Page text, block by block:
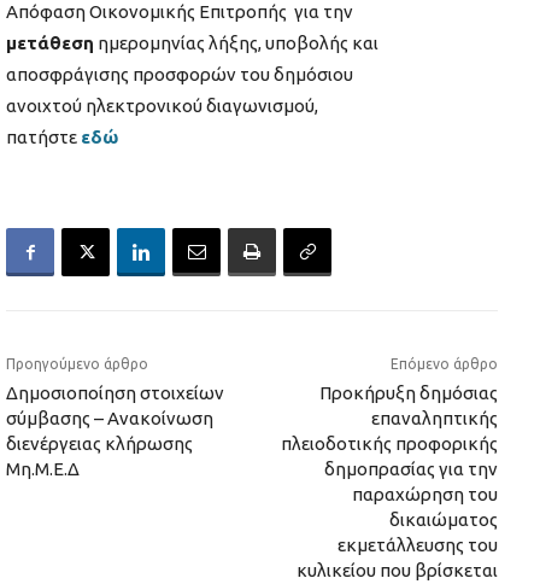
Απόφαση Οικονομικής Επιτροπής για την
μετάθεση ημερομηνίας λήξης, υποβολής και
αποσφράγισης προσφορών του δημόσιου
ανοιχτού ηλεκτρονικού διαγωνισμού,
πατήστε εδώ
Προηγούμενο άρθρο
Δημοσιοποίηση στοιχείων
σύμβασης – Ανακοίνωση
διενέργειας κλήρωσης
Μη.Μ.Ε.Δ
Επόμενο άρθρο
Προκήρυξη δημόσιας
επαναληπτικής
πλειοδοτικής προφορικής
δημοπρασίας για την
παραχώρηση του
δικαιώματος
εκμετάλλευσης του
κυλικείου που βρίσκεται